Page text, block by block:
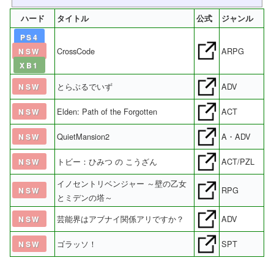
ハード タイトル 公式
ジャンル
PS4
NSW
XB1
CrossCode ARPG
NSW とらぶるでいず ADV
NSW Elden: Path of the Forgotten ACT
NSW QuietMansion2 A・ADV
NSW トビー：ひみつ の こうざん ACT/PZL
NSW
イノセントリベンジャー ～壁の乙女
とミデンの塔～
RPG
NSW 芸能界はアブナイ関係アリですか？ ADV
NSW ゴラッソ！ SPT